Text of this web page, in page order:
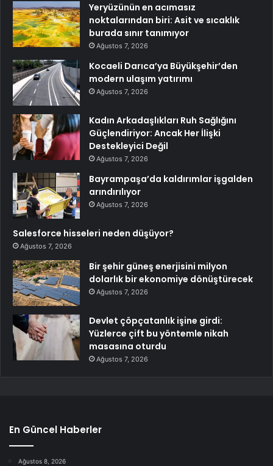
Yeryüzünün en acımasız
noktalarından biri: Asit ve sıcaklık
burada sınır tanımıyor
Ağustos 7, 2026
Kocaeli Darıca’ya Büyükşehir’den
modern ulaşım yatırımı
Ağustos 7, 2026
Kadın Arkadaşlıkları Ruh Sağlığını
Güçlendiriyor: Ancak Her İlişki
Destekleyici Değil
Ağustos 7, 2026
Bayrampaşa’da kaldırımlar işgalden
arındırılıyor
Ağustos 7, 2026
Salesforce hisseleri neden düşüyor?
Ağustos 7, 2026
Bir şehir güneş enerjisini milyon
dolarlık bir ekonomiye dönüştürecek
Ağustos 7, 2026
Devlet çöpçatanlık işine girdi:
Yüzlerce çift bu yöntemle nikah
masasına oturdu
Ağustos 7, 2026
En Güncel Haberler
Ağustos 8, 2026